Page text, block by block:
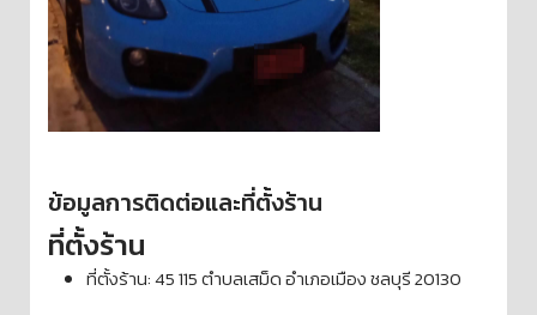
ข้อมูลการติดต่อและที่ตั้งร้าน
ที่ตั้งร้าน
ที่ตั้งร้าน: 45 115 ตำบลเสม็ด อำเภอเมือง ชลบุรี 20130